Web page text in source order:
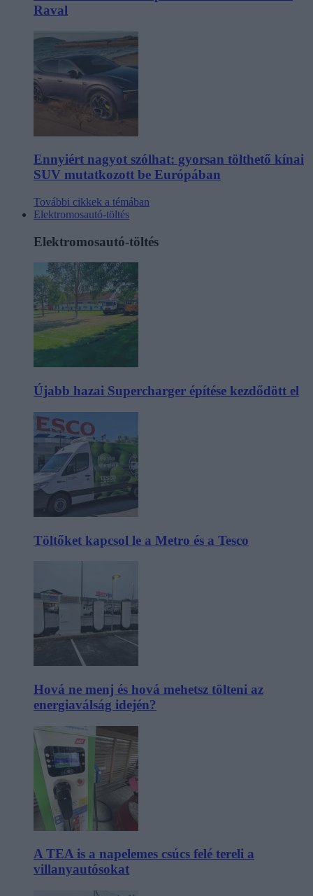
Raval
Ennyiért nagyot szólhat: gyorsan tölthető kínai
SUV mutatkozott be Európában
További cikkek a témában
Elektromosautó-töltés
Elektromosautó-töltés
Újabb hazai Supercharger építése kezdődött el
Töltőket kapcsol le a Metro és a Tesco
Hová ne menj és hová mehetsz tölteni az
energiaválság idején?
A TEA is a napelemes csúcs felé tereli a
villanyautósokat